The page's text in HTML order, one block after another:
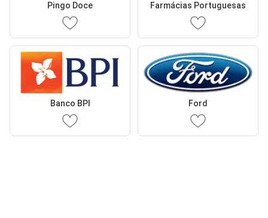
Pingo Doce Farmácias Portuguesas
Banco BPI Ford